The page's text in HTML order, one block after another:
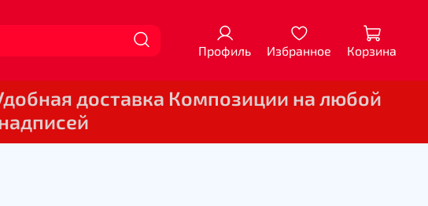
Профиль Избранное Корзина
доставка Композиции на любой